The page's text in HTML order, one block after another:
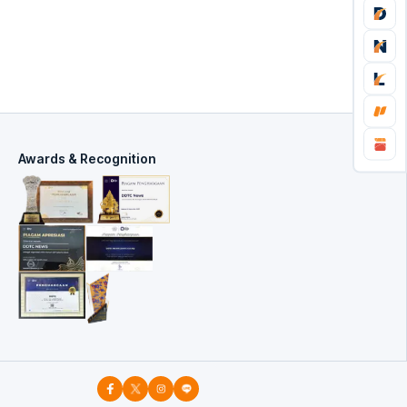
Awards & Recognition